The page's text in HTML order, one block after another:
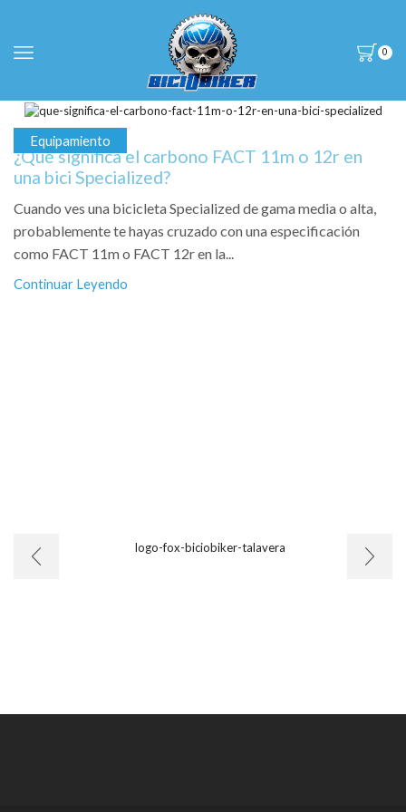
0
Equipamiento
¿Qué significa el carbono FACT 11m o 12r en
una bici Specialized?
Cuando ves una bicicleta Specialized de gama media o alta,
probablemente te hayas cruzado con una especificación
como FACT 11m o FACT 12r en la...
Continuar Leyendo